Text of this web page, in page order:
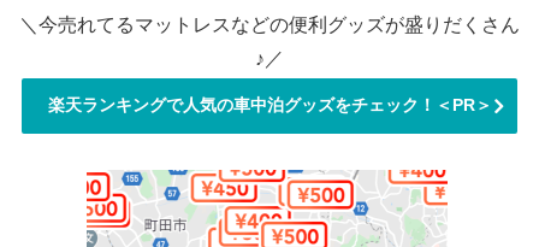
＼今売れてるマットレスなどの便利グッズが盛りだくさん
♪／
楽天ランキングで人気の車中泊グッズをチェック！＜PR＞